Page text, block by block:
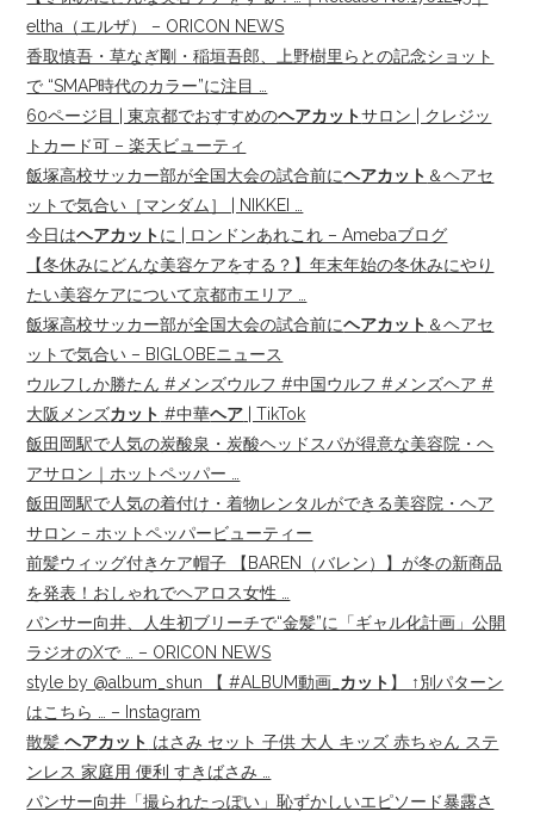
eltha（エルザ） – ORICON NEWS
香取慎吾・草なぎ剛・稲垣吾郎、上野樹里らとの記念ショット
で “SMAP時代のカラー”に注目 …
60ページ目 | 東京都でおすすめのヘアカットサロン | クレジッ
トカード可 – 楽天ビューティ
飯塚高校サッカー部が全国大会の試合前にヘアカット ＆ヘアセ
ットで気合い［マンダム］ | NIKKEI …
今日はヘアカットに | ロンドンあれこれ – Amebaブログ
【冬休みにどんな美容ケアをする？】年末年始の冬休みにやり
たい美容ケアについて京都市エリア …
飯塚高校サッカー部が全国大会の試合前にヘアカット ＆ヘアセ
ットで気合い – BIGLOBEニュース
ウルフしか勝たん #メンズウルフ #中国ウルフ #メンズヘア #
大阪メンズカット #中華ヘア | TikTok
飯田岡駅で人気の炭酸泉・炭酸ヘッドスパが得意な美容院・ヘ
アサロン｜ホットペッパー …
飯田岡駅で人気の着付け・着物レンタルができる美容院・ヘア
サロン – ホットペッパービューティー
前髪ウィッグ付きケア帽子 【BAREN（バレン）】が冬の新商品
を発表！おしゃれでヘアロス女性 …
パンサー向井、人生初ブリーチで“金髪”に「ギャル化計画」公開
ラジオのXで … – ORICON NEWS
style by @album_shun 【 #ALBUM動画_ カット 】 ↑別パターン
はこちら … – Instagram
散髪ヘアカット はさみ セット 子供 大人 キッズ 赤ちゃん ステ
ンレス 家庭用 便利 すきばさみ …
パンサー向井「撮られたっぽい」恥ずかしいエピソード暴露さ